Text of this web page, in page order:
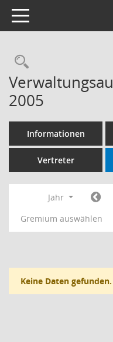
Toggle navigation
2005
Informationen
Vertreter
Jahr
Gremium auswählen
Keine Daten gefunden.